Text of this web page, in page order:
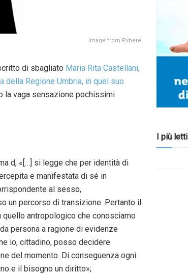
Image from Pxhere
di sbagliato Maria Rita Castellani,
della Regione Umbria, in quel suo
la vaga sensazione pochissimi
d, «[…] si legge che per identità di
e manifestata di sé in
al sesso,
un percorso di transizione. Pertanto il
quello antropologico che conosciamo
persona a ragione di evidenze
io, cittadino, posso decidere
del momento. Di conseguenza ogni
e il bisogno un diritto»;
I più letti